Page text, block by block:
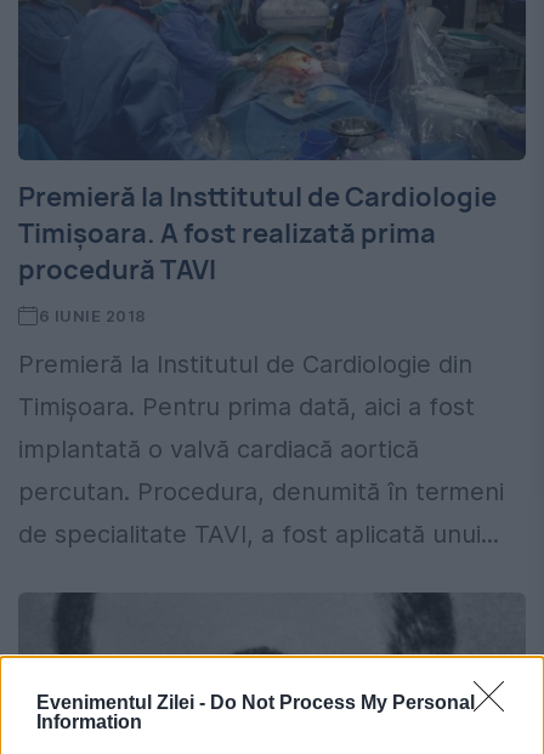
Evenimentul Zilei - Do Not Process My Personal
Information
Premieră la Insttitutul de Cardiologie
Timișoara. A fost realizată prima
procedură TAVI
6 IUNIE 2018
Premieră la Institutul de Cardiologie din
Timișoara. Pentru prima dată, aici a fost
implantată o valvă cardiacă aortică
percutan. Procedura, denumită în termeni
de specialitate TAVI, a fost aplicată unui...